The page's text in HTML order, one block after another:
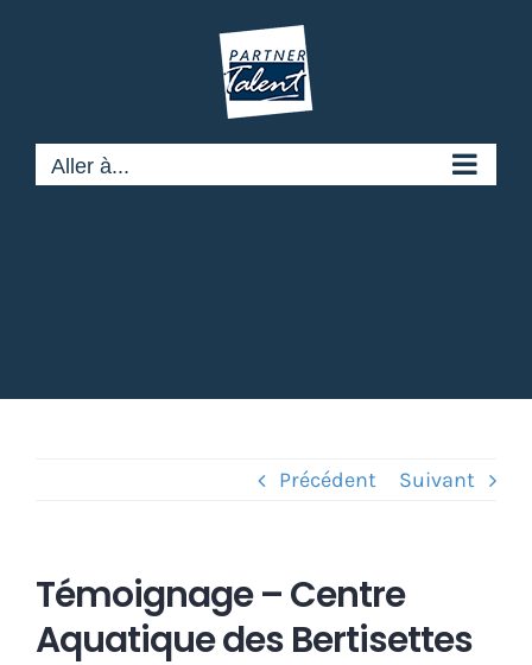
Aller à...
Précédent Suivant
Témoignage – Centre
Aquatique des Bertisettes